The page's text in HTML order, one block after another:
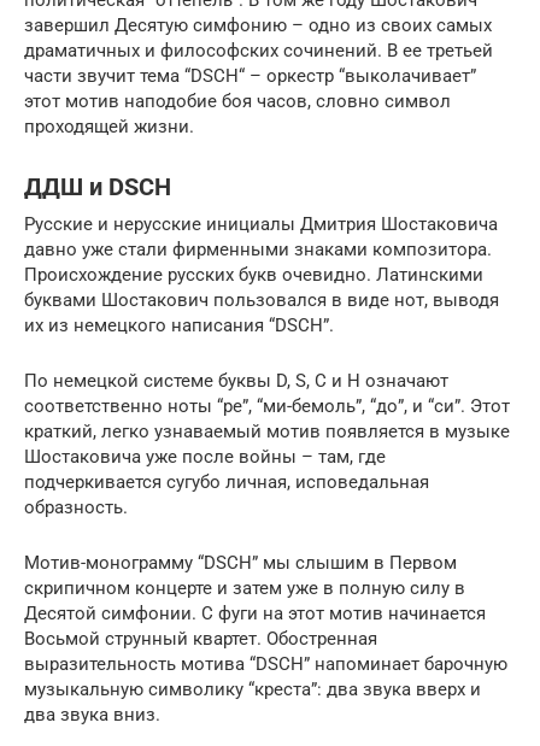
завершил Десятую симфонию – одно из своих самых
драматичных и философских сочинений. В ее третьей
части звучит тема “DSCH“ – оркестр “выколачивает”
этот мотив наподобие боя часов, словно символ
проходящей жизни.
ДДШ и DSCH
Русские и нерусские инициалы Дмитрия Шостаковича
давно уже стали фирменными знаками композитора.
Происхождение русских букв очевидно. Латинскими
буквами Шостакович пользовался в виде нот, выводя
их из немецкого написания “DSCH”.
По немецкой системе буквы D, S, C и H означают
соответственно ноты “ре”, “ми-бемоль”, “до”, и “си”. Этот
краткий, легко узнаваемый мотив появляется в музыке
Шостаковича уже после войны – там, где
подчеркивается сугубо личная, исповедальная
образность.
Мотив-монограмму “DSCH” мы слышим в Первом
скрипичном концерте и затем уже в полную силу в
Десятой симфонии. С фуги на этот мотив начинается
Восьмой струнный квартет. Обостренная
выразительность мотива “DSCH” напоминает барочную
музыкальную символику “креста”: два звука вверх и
два звука вниз.